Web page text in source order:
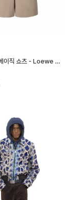
로에베 남성 베이직 쇼츠 - Loewe Mens Basic Shorts - loc16667…